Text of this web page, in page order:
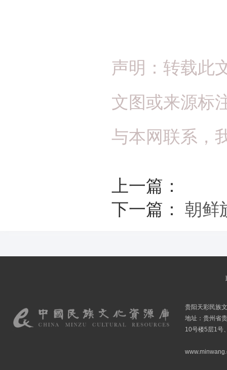
声明：转载此
文图或来源标
与本网联系，
上一篇：
下一篇： 朝鲜
贵阳天彩民族
地址：贵州省
10号楼5层1号